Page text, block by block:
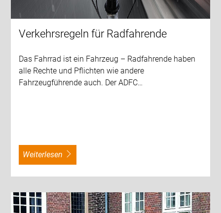
Verkehrsregeln für Radfahrende
Das Fahrrad ist ein Fahrzeug – Radfahrende haben
alle Rechte und Pflichten wie andere
Fahrzeugführende auch. Der ADFC…
weiterlesen